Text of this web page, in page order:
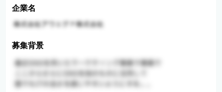
企業名
募集背景